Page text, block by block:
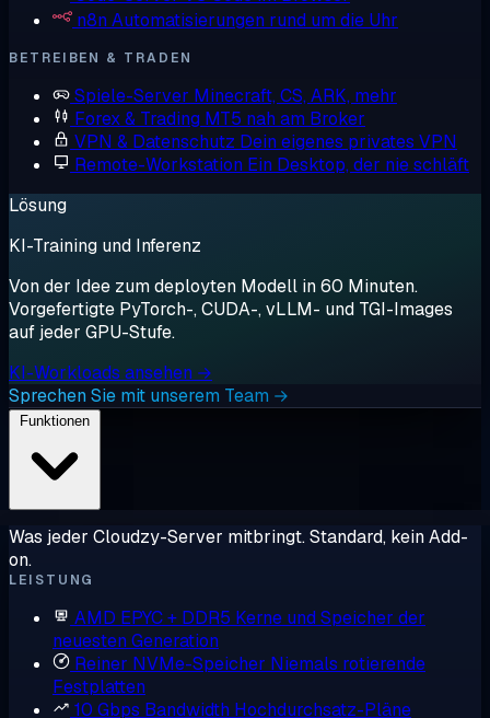
n8n Automatisierungen rund um die Uhr
BETREIBEN & TRADEN
Spiele-Server Minecraft, CS, ARK, mehr
Forex & Trading MT5 nah am Broker
VPN & Datenschutz Dein eigenes privates VPN
Remote-Workstation Ein Desktop, der nie schläft
Lösung
KI-Training und Inferenz
Von der Idee zum deployten Modell in 60 Minuten.
Vorgefertigte PyTorch-, CUDA-, vLLM- und TGI-Images
auf jeder GPU-Stufe.
KI-Workloads ansehen →
Sprechen Sie mit unserem Team →
Was jeder Cloudzy-Server mitbringt. Standard, kein Add-
on.
LEISTUNG
AMD EPYC + DDR5 Kerne und Speicher der
neuesten Generation
Reiner NVMe-Speicher Niemals rotierende
Festplatten
10 Gbps Bandwidth Hochdurchsatz-Pläne